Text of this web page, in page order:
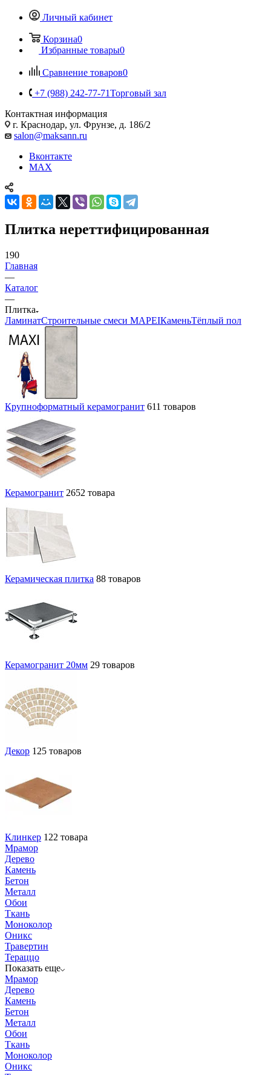
Личный кабинет
Корзина0
Избранные товары0
Сравнение товаров0
+7 (988) 242-77-71Торговый зал
Контактная информация
г. Краснодар, ул. Фрунзе, д. 186/2
salon@maksann.ru
Вконтакте
MAX
Плитка нереттифицированная
190
Главная
—
Каталог
—
Плитка
ЛаминатСтроительные смеси MAPEIКаменьТёплый пол
Крупноформатный керамогранит 611 товаров
Керамогранит 2652 товара
Керамическая плитка 88 товаров
Керамогранит 20мм 29 товаров
Декор 125 товаров
Клинкер 122 товара
Мрамор
Дерево
Камень
Бетон
Металл
Обои
Ткань
Моноколор
Оникс
Травертин
Тераццо
Показать еще
Мрамор
Дерево
Камень
Бетон
Металл
Обои
Ткань
Моноколор
Оникс